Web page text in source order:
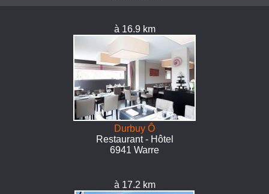
à 16.9 km
Durbuy Ô
Restaurant - Hôtel
6941 Warre
à 17.2 km